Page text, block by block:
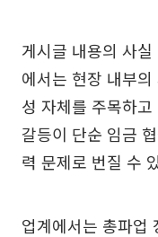
게시글 내용의 사
에서는 현장 내부
성 자체를 주목하
갈등이 단순 임금
력 문제로 번질 수
업계에서는 총파업